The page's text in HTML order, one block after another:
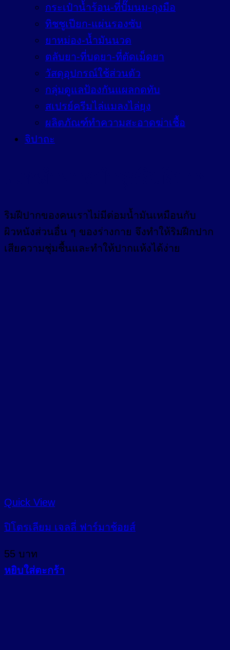
กระเป๋าน้ำร้อน-ที่ปั๊มนม-ถุงมือ
ทิชชูเปียก-แผ่นรองซับ
ยาหม่อง-น้ำมันนวด
ตลับยา-ที่บดยา-ที่ตัดเม็ดยา
วัสดุอุปกรณ์ใช้ส่วนตัว
กลุ่มดูแลป้องกันแผลกดทับ
สเปรย์ครีมไล่แมลงไล่ยุง
ผลิตภัณฑ์ทำความสะอาดฆ่าเชื้อ
จิปาถะ
ริมฝีปากของคนเราไม่มีต่อมน้ำมันเหมือนกับ
ผิวหนังส่วนอื่น ๆ ของร่างกาย จึงทำให้ริมฝีกปาก
เสียความชุ่มชื้นและทำให้ปากแห้งได้ง่าย
Quick View
ปิโตรเลียม เจลลี่ ฟาร์มาช้อยส์
55 บาท
หยิบใส่ตะกร้า